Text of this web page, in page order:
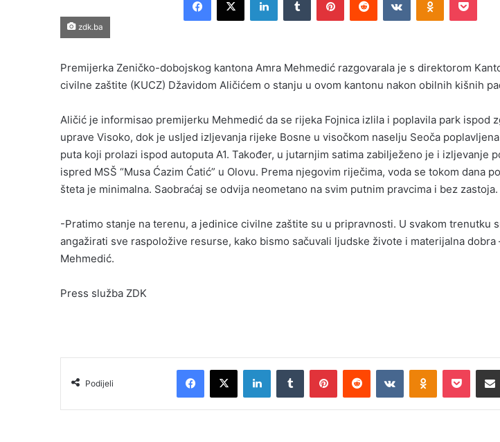
zdk.ba
Premijerka Zeničko-dobojskog kantona Amra Mehmedić razgovarala je s direktorom
civilne zaštite (KUCZ) Džavidom Aličićem o stanju u ovom kantonu nakon obilnih kišnih
Aličić je informisao premijerku Mehmedić da se rijeka Fojnica izlila i poplavila park ispod
uprave Visoko, dok je usljed izljevanja rijeke Bosne u visočkom naselju Seoča
puta koji prolazi ispod autoputa A1. Također, u jutarnjim satima zabilježeno je i izljevanje
ispred MSŠ “Musa Ćazim Ćatić” u Olovu. Prema njegovim riječima, voda se tokom dana
šteta je minimalna. Saobraćaj se odvija neometano na svim putnim pravcima i bez zastoja.
-Pratimo stanje na terenu, a jedinice civilne zaštite su u pripravnosti. U svakom trenutku
angažirati sve raspoložive resurse, kako bismo sačuvali ljudske živote i materijalna
Mehmedić.
Press služba ZDK
Podijeli
Facebook
X LinkedInTumblr PinterestReddit VKontakteOdnoklassniki
Pocket